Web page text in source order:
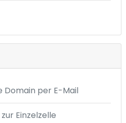
Domain per E-Mail
Einzelzelle